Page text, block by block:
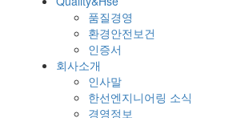
품질경영
환경안전보건
인증서
회사소개
인사말
한선엔지니어링 소식
경영정보